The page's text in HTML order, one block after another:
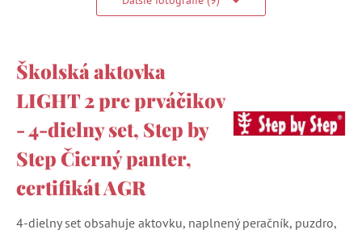
Školská aktovka
LIGHT 2 pre prváčikov
- 4-dielny set, Step by
Step Čierný panter,
certifikát AGR
4-dielny set obsahuje aktovku, naplnený peračník, puzdro,